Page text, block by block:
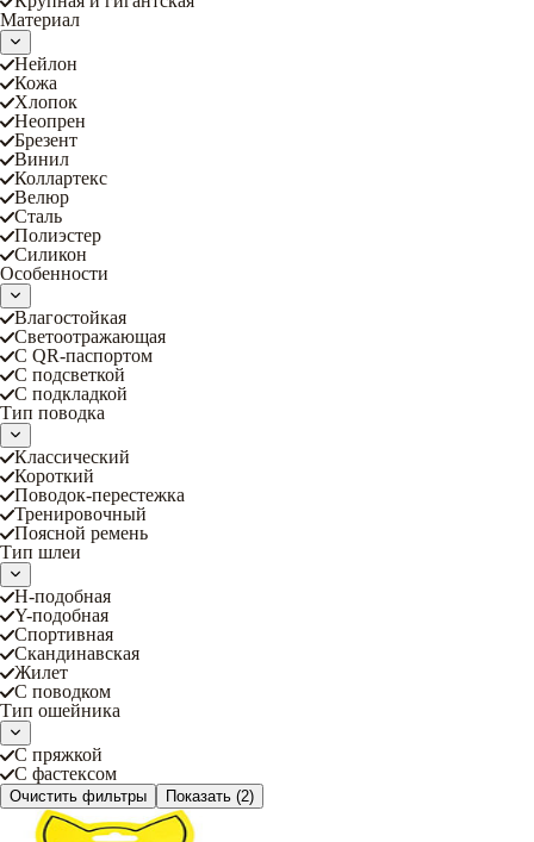
Материал
Нейлон
Кожа
Хлопок
Неопрен
Брезент
Винил
Коллартекс
Велюр
Сталь
Полиэстер
Силикон
Особенности
Влагостойкая
Светоотражающая
С QR-паспортом
С подсветкой
С подкладкой
Тип поводка
Классический
Короткий
Поводок-перестежка
Тренировочный
Поясной ремень
Тип шлеи
Н-подобная
Y-подобная
Спортивная
Скандинавская
Жилет
С поводком
Тип ошейника
С пряжкой
С фастексом
Очистить фильтры Показать (2)